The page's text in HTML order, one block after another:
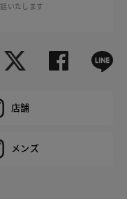
いたします
店舗
メンズ